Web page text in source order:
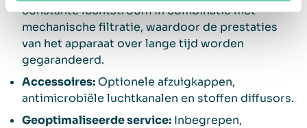
constante luchtstroom in combinatie met
mechanische filtratie, waardoor de prestaties
van het apparaat over lange tijd worden
gegarandeerd.
Accessoires: Optionele afzuigkappen,
antimicrobiële luchtkanalen en stoffen diffusors.
Geoptimaliseerde service: Inbegrepen,